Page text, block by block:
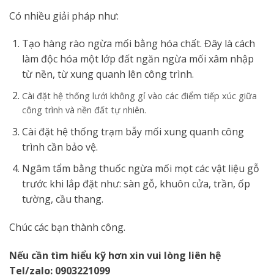
Có nhiều giải pháp như:
Tạo hàng rào ngừa mối bằng hóa chất. Đây là cách
làm độc hóa một lớp đất ngăn ngừa mối xâm nhập
từ nền, từ xung quanh lên công trình.
Cài đặt hệ thống lưới không gỉ vào các điểm tiếp xúc giữa
công trình và nền đất tự nhiên.
Cài đặt hệ thống trạm bẫy mối xung quanh công
trình cần bảo vệ.
Ngâm tẩm bằng thuốc ngừa mối mọt các vật liệu gỗ
trước khi lắp đặt như: sàn gỗ, khuôn cửa, trần, ốp
tường, cầu thang.
Chúc các bạn thành công.
Nếu cần tìm hiểu kỹ hơn xin vui lòng liên hệ
Tel/zalo: 0903221099